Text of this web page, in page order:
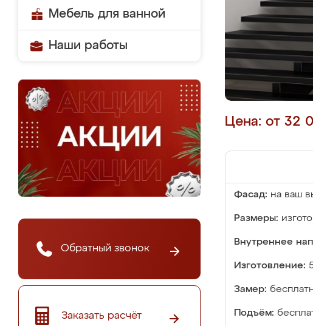
Мебель для ванной
Наши работы
Обратный звонок
Заказать расчёт
Цена: от 32
Фасад: на ваш
Размеры:
Внутреннее
Изготовление:
Замер:
Подъём: